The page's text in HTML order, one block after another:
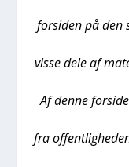
for­si­den på den
vis­se dele af
Af den­ne
fra